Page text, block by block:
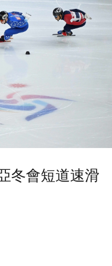
冬會短道速滑